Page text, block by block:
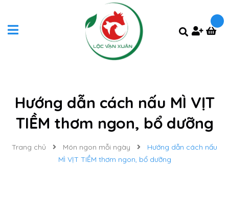
Hướng dẫn cách nấu MÌ VỊT
TIỀM thơm ngon, bổ dưỡng
Trang chủ Món ngon mỗi ngày
Hướng dẫn cách nấu
MÌ VỊT TIỀM thơm ngon, bổ dưỡng